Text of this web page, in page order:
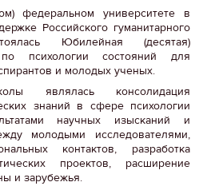
федеральном университете в
Российского гуманитарного
Юбилейная (десятая)
психологии состояний для
и молодых ученых.
являлась консолидация
знаний в сфере психологии
научных изысканий и
молодыми исследователями,
контактов, разработка
проектов, расширение
и зарубежья.